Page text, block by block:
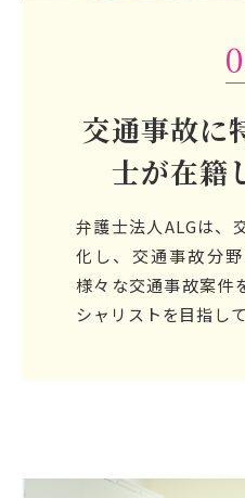
交通事故に
士が在籍
弁護士法人ALGは、
化し、交通事故分野
様々な交通事故案件
シャリストを目指し